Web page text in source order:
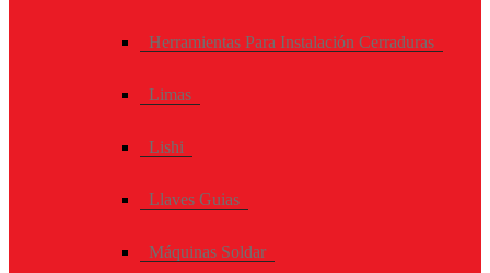
Herramientas Para Instalación Cerraduras
Limas
Lishi
Llaves Guias
Máquinas Soldar